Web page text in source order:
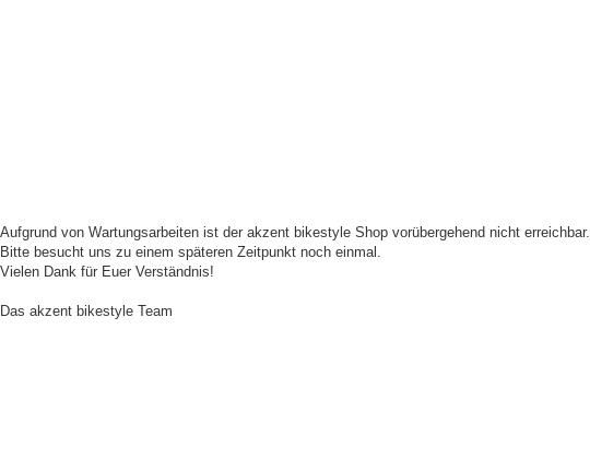
Aufgrund von Wartungsarbeiten ist der akzent bikestyle Shop vorübergehend nicht erreichbar.
Bitte besucht uns zu einem späteren Zeitpunkt noch einmal.
Vielen Dank für Euer Verständnis!
Das akzent bikestyle Team